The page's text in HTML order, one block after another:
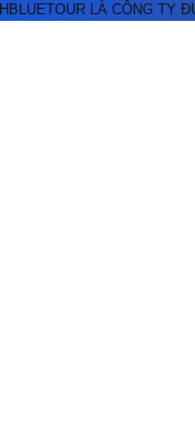
BLUETOUR LÀ CÔNG TY